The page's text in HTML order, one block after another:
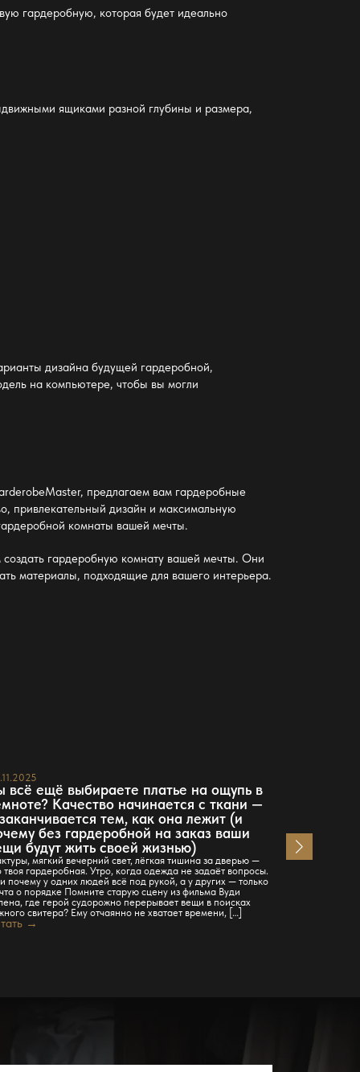
гардеробную, которая будет идеально
ящиками разной глубины и размера,
дизайна будущей гардеробной,
на компьютере, чтобы вы могли
предлагаем вам гардеробные
привлекательный дизайн и максимальную
комнаты вашей мечты.
гардеробную комнату вашей мечты. Они
материалы, подходящие для вашего интерьера.
всё ещё выбираете платье на ощупь в
Качество начинается с ткани —
тем, как она лежит (и
без гардеробной на заказ ваши
будут жить своей жизнью)
мягкий вечерний свет, лёгкая тишина за дверью —
твоя гардеробная. Утро, когда одежда не задаёт вопросы.
почему у одних людей всё под рукой, а у других — только
о порядке Помните старую сцену из фильма Вуди
где герой судорожно перерывает вещи в поисках
свитера? Ему отчаянно не хватает времени, […]
→
как
Когда в доме
гардеробная